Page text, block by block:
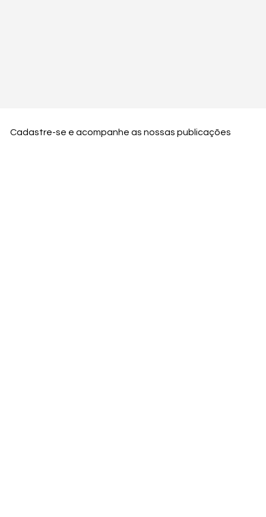
Cadastre-se e acompanhe as nossas publicações